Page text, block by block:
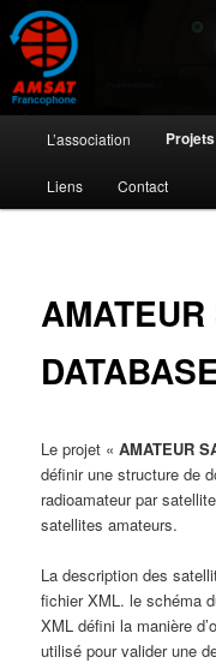
Aller
au
contenu
principalAMSAT
L'activité radioamateur
principal
L’association Projets
Liens Contact
Le projet «AMATEUR
définir une structure de
radioamateur par
satellites amateurs.
La description des
fichier XML. le schéma
XML défini la manière
utilisé pour valider une